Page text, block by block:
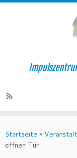
Startseite »
offnen Tür